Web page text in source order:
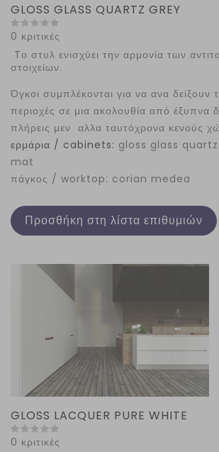
GLOSS GLASS QUARTZ GREY
0 κριτικές
Tο στυλ ενισχύει την αρμονία των
στοιχείων.
Όγκοι συμπλέκονται για να ανα δείξουν
περιοχές σε μια ακολουθία από έξυπνα
πλήρεις μεν αλλα ταυτόχρονα κενούς
ερμάρια / cabinets: gloss glass
mat
πάγκος / worktop: corian medea
Προσθήκη στη λίστα επιθυμιών
GLOSS LACQUER PURE WHITE
0 κριτικές